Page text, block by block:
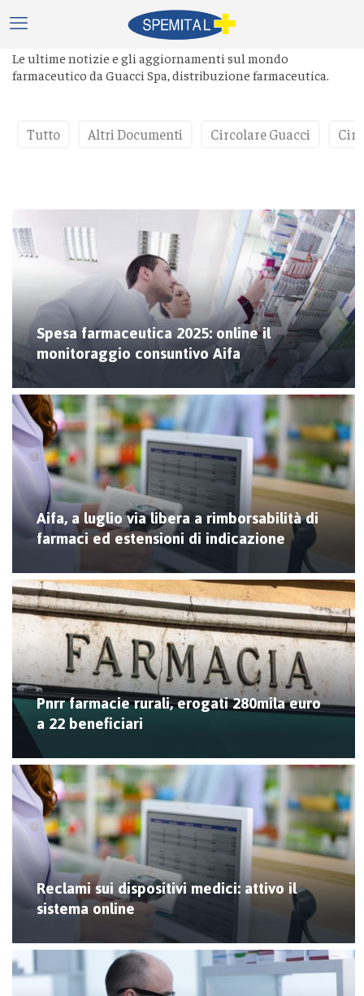
Le ultime notizie e gli aggiornamenti sul mondo
farmaceutico da Guacci Spa, distribuzione farmaceutica.
Tutto Altri Documenti Circolare Guacci
Spesa farmaceutica 2025: online il
monitoraggio consuntivo Aifa
Aifa, a luglio via libera a rimborsabilità di
farmaci ed estensioni di indicazione
Pnrr farmacie rurali, erogati 280mila euro
a 22 beneficiari
Reclami sui dispositivi medici: attivo il
sistema online